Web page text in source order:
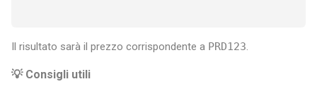
Il risultato sarà il prezzo corrispondente a PRD123.
💡 Consigli utili